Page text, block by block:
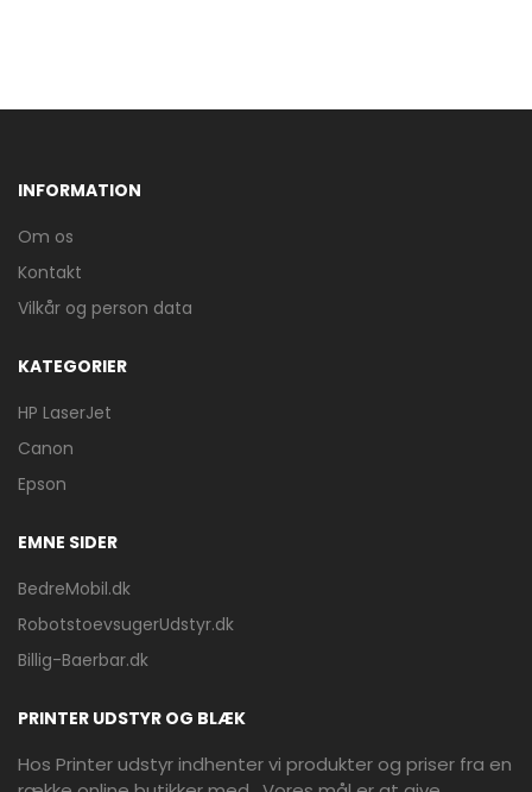
INFORMATION
Om os
Kontakt
Vilkår og person data
KATEGORIER
HP LaserJet
Canon
Epson
EMNE SIDER
BedreMobil.dk
RobotstoevsugerUdstyr.dk
Billig-Baerbar.dk
PRINTER UDSTYR OG BLÆK
Hos Printer udstyr indhenter vi produkter og priser fra en